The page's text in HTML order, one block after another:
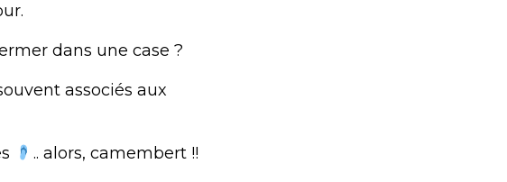
dans une case ?
associés aux
.. alors, camembert !!